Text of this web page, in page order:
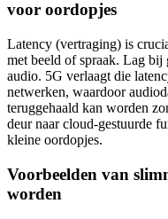
voor oordopjes
Latency (vertraging) is
met beeld of spraak. Lag
audio. 5G verlaagt die
netwerken, waardoor
teruggehaald kan worden
deur naar cloud-gestuurde
kleine oordopjes.
Voorbeelden van
worden